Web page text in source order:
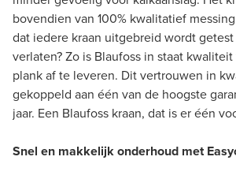
bovendien van 100% kwalitatief
dat iedere kraan uitgebreid wordt
verlaten? Zo is Blaufoss in staat
plank af te leveren. Dit vertrouwen in
gekoppeld aan één van de hoogste
jaar. Een Blaufoss kraan, dat is er één
Snel en makkelijk onderhoud met